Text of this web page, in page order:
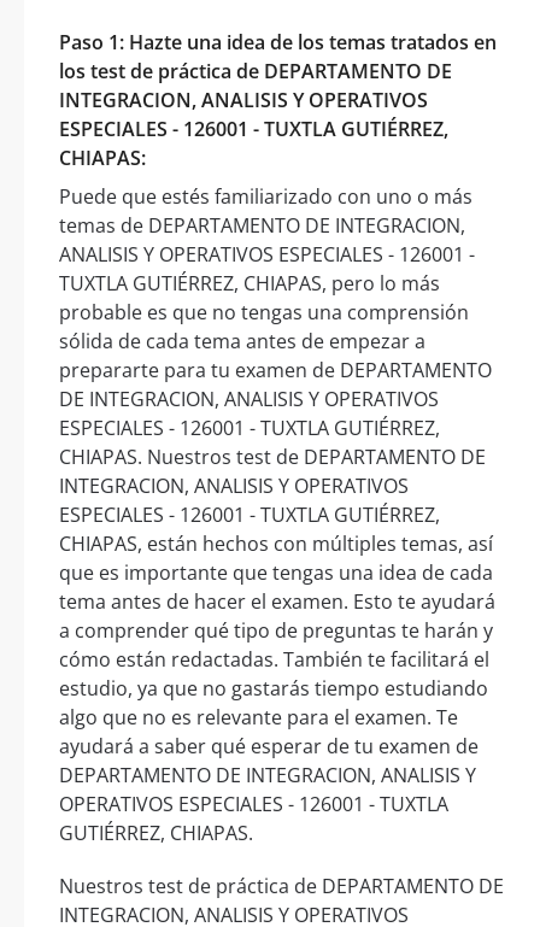
Paso 1: Hazte una idea de los temas tratados en
los test de práctica de DEPARTAMENTO DE
INTEGRACION, ANALISIS Y OPERATIVOS
ESPECIALES - 126001 - TUXTLA GUTIÉRREZ,
CHIAPAS:
Puede que estés familiarizado con uno o más
temas de DEPARTAMENTO DE INTEGRACION,
ANALISIS Y OPERATIVOS ESPECIALES - 126001 -
TUXTLA GUTIÉRREZ, CHIAPAS, pero lo más
probable es que no tengas una comprensión
sólida de cada tema antes de empezar a
prepararte para tu examen de DEPARTAMENTO
DE INTEGRACION, ANALISIS Y OPERATIVOS
ESPECIALES - 126001 - TUXTLA GUTIÉRREZ,
CHIAPAS. Nuestros test de DEPARTAMENTO DE
INTEGRACION, ANALISIS Y OPERATIVOS
ESPECIALES - 126001 - TUXTLA GUTIÉRREZ,
CHIAPAS, están hechos con múltiples temas, así
que es importante que tengas una idea de cada
tema antes de hacer el examen. Esto te ayudará
a comprender qué tipo de preguntas te harán y
cómo están redactadas. También te facilitará el
estudio, ya que no gastarás tiempo estudiando
algo que no es relevante para el examen. Te
ayudará a saber qué esperar de tu examen de
DEPARTAMENTO DE INTEGRACION, ANALISIS Y
OPERATIVOS ESPECIALES - 126001 - TUXTLA
GUTIÉRREZ, CHIAPAS.
Nuestros test de práctica de DEPARTAMENTO DE
INTEGRACION, ANALISIS Y OPERATIVOS